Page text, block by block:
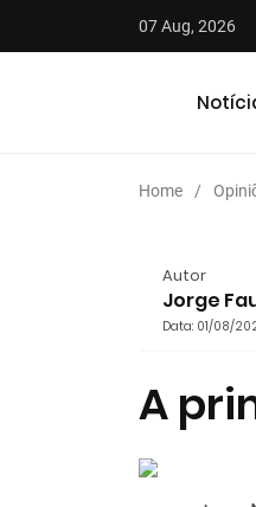
07 Aug, 2026
Home
Autor
Jorge
Data: 01/08/
A
Análises